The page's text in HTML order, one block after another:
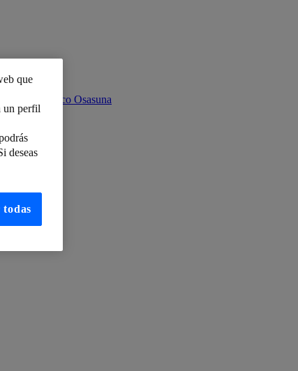
Club Atlético Osasuna
que
un perfil
deseas